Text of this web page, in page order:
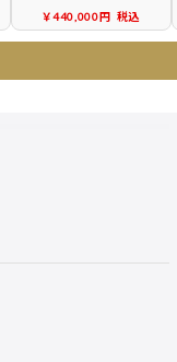
￥440,000円
税込